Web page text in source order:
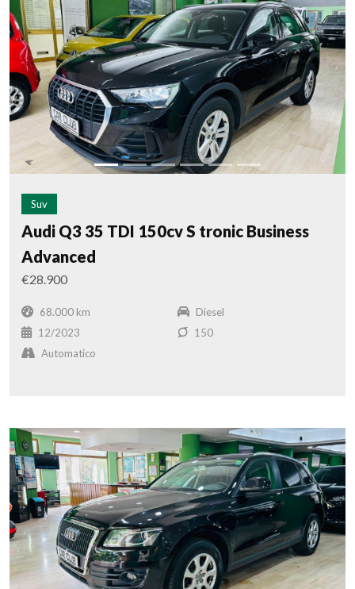
Suv
Audi Q3 35 TDI 150cv S tronic Business
Advanced
€28.900
68.000 km
Diesel
12/2023
150
Automatico